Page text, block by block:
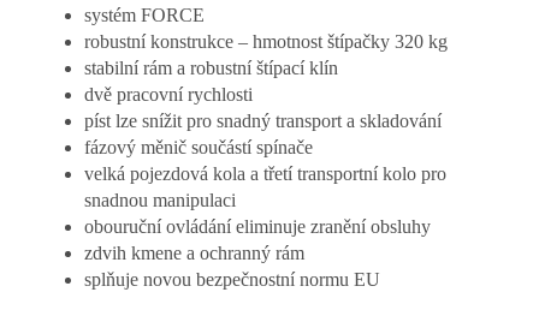
systém FORCE
robustní konstrukce – hmotnost štípačky 320 kg
stabilní rám a robustní štípací klín
dvě pracovní rychlosti
píst lze snížit pro snadný transport a skladování
fázový měnič součástí spínače
velká pojezdová kola a třetí transportní kolo pro
snadnou manipulaci
obouruční ovládání eliminuje zranění obsluhy
zdvih kmene a ochranný rám
splňuje novou bezpečnostní normu EU